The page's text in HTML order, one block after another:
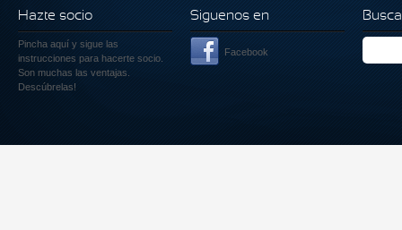
Hazte socio
Pincha aquí y sigue las
instrucciones para hacerte socio.
Son muchas las ventajas.
Descúbrelas!
Siguenos en
Facebook